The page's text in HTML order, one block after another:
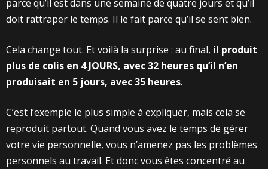
parce qu’il est dans une semaine de quatre jours et qu’il
doit rattraper le temps. Il le fait parce qu’il se sent bien.
Cela change tout. Et voilà la surprise : au final, il produit
plus de colis en 4 JOURS, avec 32 heures qu’il n’en
produisait en 5 jours, avec 35 heures.
C’est l’exemple le plus simple à expliquer, mais cela se
reproduit partout. Quand vous avez le temps de gérer
votre vie personnelle, vous n’amenez pas les problèmes
personnels au travail. Et donc vous êtes concentré au